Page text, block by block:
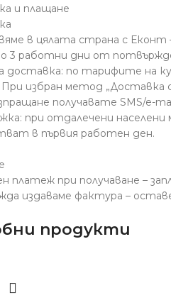
и плащане
в цялата страна с Еконт
3 работни дни от
доставка: по тарифите на
При избран метод
получавате SMS/e-
при отдалечени
в първия работен ден.
платеж при получаване –
издаваме фактура –
продукти